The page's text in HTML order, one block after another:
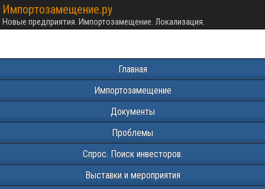
Импортозамещение.ру
Новые предприятия. Импортозамещение. Локализация.
Главная
Импортозамещение
Документы
Проблемы
Спрос. Поиск инвесторов.
Выставки и мероприятия